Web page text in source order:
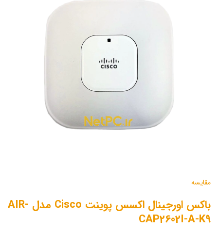
مقایسه
باکس اورجینال اکسس پوینت Cisco مدل AIR-
CAP2602I-A-K9